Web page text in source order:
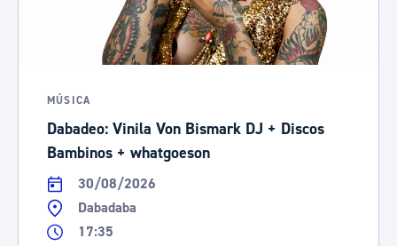
MÚSICA
Dabadeo: Vinila Von Bismark DJ + Discos
Bambinos + whatgoeson
30/08/2026
Dabadaba
17:35